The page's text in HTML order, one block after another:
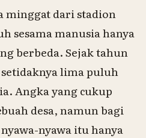
minggat dari stadion
sesama manusia hanya
berbeda. Sejak tahun
lima puluh
Angka yang cukup
desa, namun bagi
nyawa itu hanya